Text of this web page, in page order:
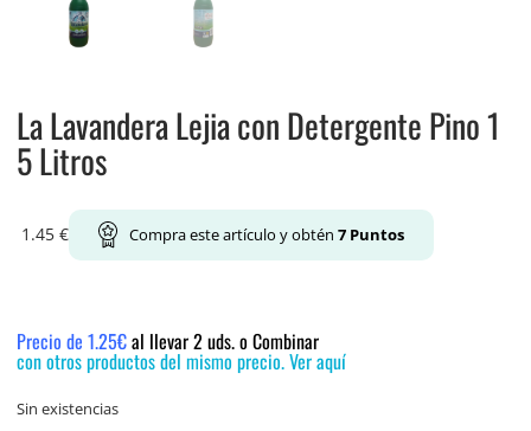
La Lavandera Lejia con Detergente Pino 1
5 Litros
1.45 € Compra este artículo y obtén 7Puntos
Precio de 1.25€al llevar 2 uds. o Combinar
con otros productos del mismo precio. Ver aquí
Sin existencias